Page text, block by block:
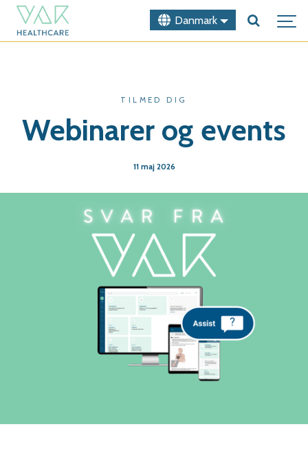
Danmark
TILMED DIG
Webinarer og events
11 maj 2026